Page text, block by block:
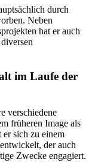
durch
Neben
hat er auch
im Laufe der
verschiedene
früheren Image als
er sich zu einem
der auch
Zwecke engagiert.